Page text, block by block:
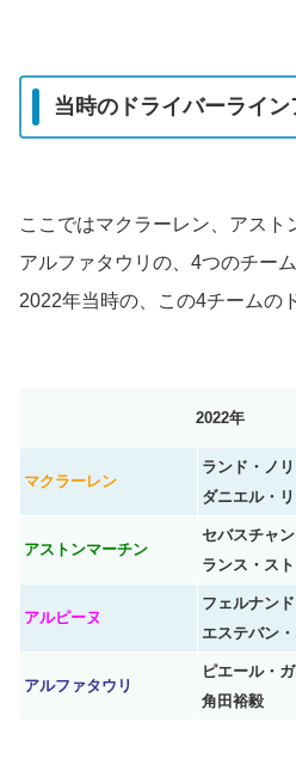
当時のドライバーライン
ここではマクラーレン、アスト
アルファタウリの、4つのチー
2022年当時の、この4チームの
2022年
マクラーレン
ランド・ノ
ダニエル・
アストンマーチン
セバスチャ
ランス・ス
アルピーヌ
フェルナン
エステバン
アルファタウリ
ピエール・
角田裕毅